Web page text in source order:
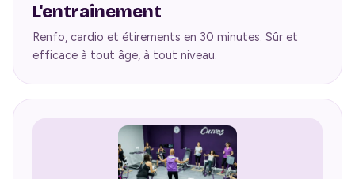
L'entraînement
Renfo, cardio et étirements en 30 minutes. Sûr et
efficace à tout âge, à tout niveau.